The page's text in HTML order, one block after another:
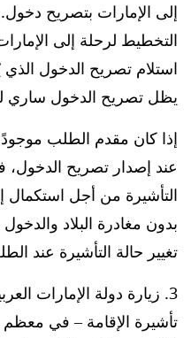
إلى الإمارات بتصريح
التخطيط لرحلة إلى
استلام تصريح الدخول الذي
يظل تصريح الدخول ساري لمدة 60
إذا كان مقدم الطلب
عند إصدار تصريح الدخول،
التأشيرة من أجل استكمال
بدون مغادرة البلاد
تغيير حالة التأشيرة عند
3. زيارة دولة الإمارات
تأشيرة الإقامة – في